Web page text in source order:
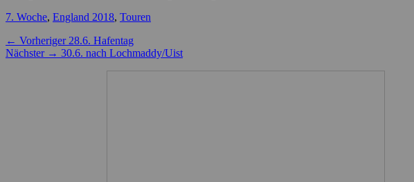
Kategorien
7. Woche, England 2018, Touren
Beitragsnavigation
← Vorheriger Vorheriger
Beitrag:
28.6. Hafentag
Nächster → Nächster
30.6. nach Lochmaddy/Uist